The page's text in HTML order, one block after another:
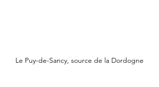
Le Puy-de-Sancy, source de la Dordogne